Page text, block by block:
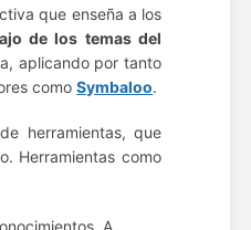
que enseña a los
de los temas del
aplicando por tanto
comoSymbaloo.
herramientas, que
Herramientas como